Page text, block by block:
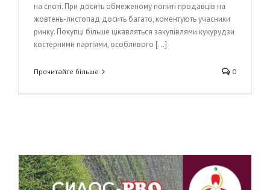
на споті. При досить обмеженому попиті продавців на
жовтень-листопад досить багато, коментують учасники
ринку. Покупці більше цікавляться закупівлями кукурудзи
костерними партіями, особливого [...]
Прочитайте більше 0